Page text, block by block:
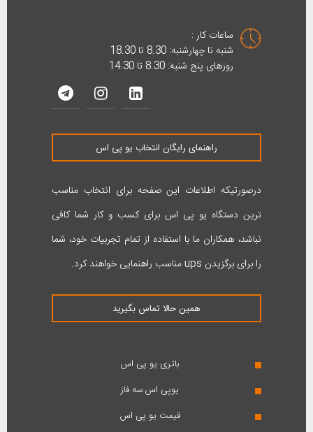
ساعات کار :
شنبه تا چهارشنبه: 8.30 تا 18.30
روزهای پنج شنبه: 8.30 تا 14.30
راهنمای رایگان انتخاب یو پی اس
درصورتیکه اطلاعات این صفحه برای انتخاب مناسب
ترین دستگاه یو پی اس برای کسب و کار شما کافی
نباشد، همکاران ما با استفاده از تمام تجربیات خود، شما
را برای برگزیدن ups مناسب راهنمایی خواهند کرد.
همین حالا تماس بگیرید
باتری یو پی اس
یوپی اس سه فاز
قیمت یو پی اس